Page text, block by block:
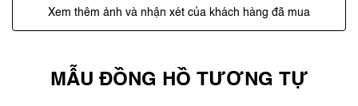
Xem thêm ảnh và nhận xét của khách hàng đã mua
MẪU ĐỒNG HỒ TƯƠNG TỰ